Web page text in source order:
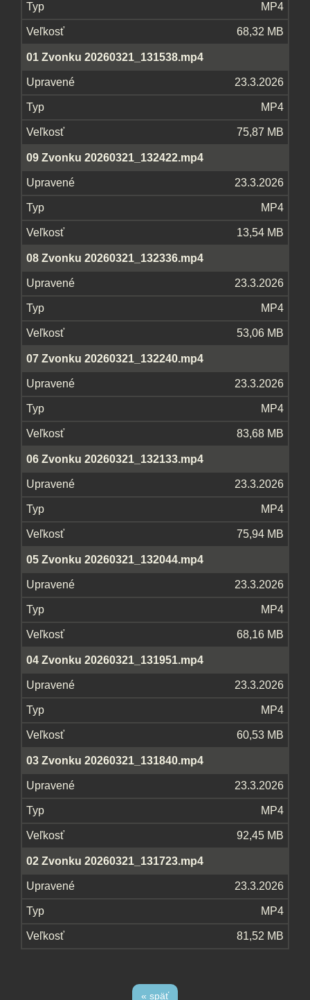
MP4
68,32 MB
01 Zvonku 20260321_131538.mp4
23.3.2026
MP4
75,87 MB
09 Zvonku 20260321_132422.mp4
23.3.2026
MP4
13,54 MB
08 Zvonku 20260321_132336.mp4
23.3.2026
MP4
53,06 MB
07 Zvonku 20260321_132240.mp4
23.3.2026
MP4
83,68 MB
06 Zvonku 20260321_132133.mp4
23.3.2026
MP4
75,94 MB
05 Zvonku 20260321_132044.mp4
23.3.2026
MP4
68,16 MB
04 Zvonku 20260321_131951.mp4
23.3.2026
MP4
60,53 MB
03 Zvonku 20260321_131840.mp4
23.3.2026
MP4
92,45 MB
02 Zvonku 20260321_131723.mp4
23.3.2026
MP4
81,52 MB
« späť